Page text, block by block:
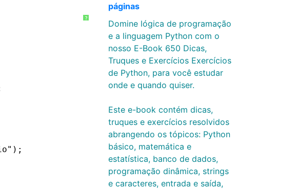
?
páginas
Domine lógica de programação
e a linguagem Python com o
nosso E-Book 650 Dicas,
Truques e Exercícios Exercícios
de Python, para você estudar
onde e quando quiser.
Este e-book contém dicas,
truques e exercícios resolvidos
abrangendo os tópicos: Python
básico, matemática e
estatística, banco de dados,
programação dinâmica, strings
e caracteres, entrada e saída,